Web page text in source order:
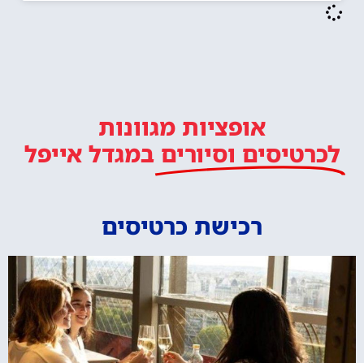
אופציות מגוונות
לכרטיסים וסיורים במגדל אייפל
רכישת כרטיסים